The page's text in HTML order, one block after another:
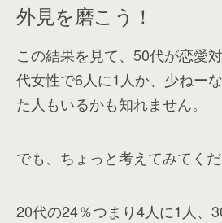
外見を磨こう！
この結果を見て、50代が恋愛
代女性で6人に1人か、少ねー
た人もいるかも知れません。
でも、ちょっと考えてみてくだ
20代の24％つまり4人に1人、